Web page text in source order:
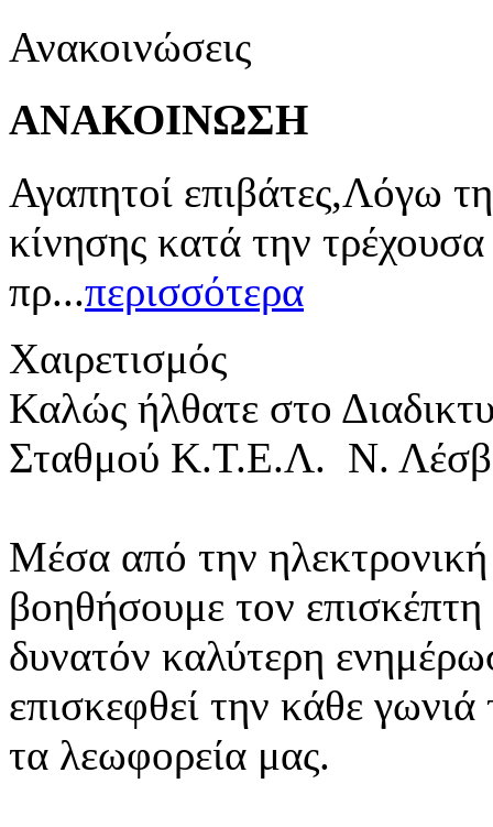
Ανακοινώσεις
ΑΝΑΚΟΙΝΩΣΗ
Αγαπητοί επιβάτες,Λόγω
κίνησης κατά την
πρ...περισσότερα
Χαιρετισμός
Καλώς ήλθατε στο
Σταθμού Κ.Τ.Ε.Λ. Ν.
Μέσα από την ηλεκτρονική
βοηθήσουμε τον
δυνατόν καλύτερη
επισκεφθεί την κάθε
τα λεωφορεία μας.